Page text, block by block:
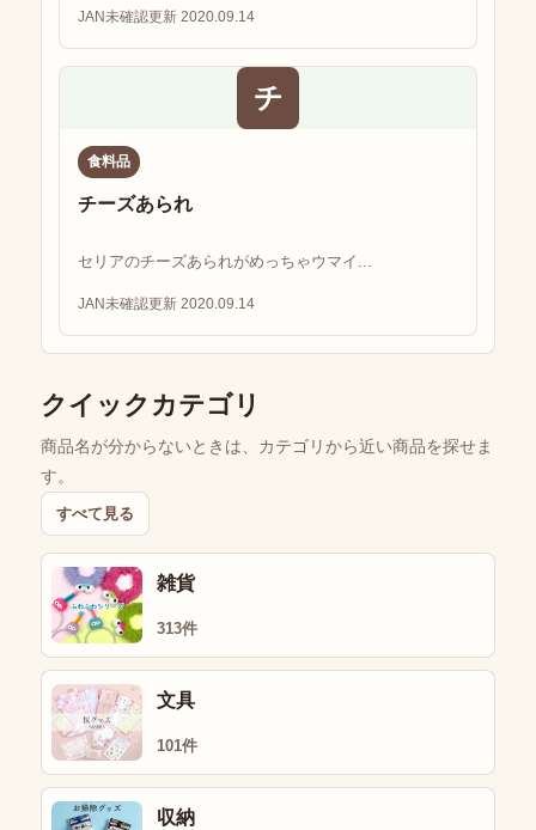
JAN未確認更新 2020.09.14
チ
食料品
チーズあられ
セリアのチーズあられがめっちゃウマイ...
JAN未確認更新 2020.09.14
クイックカテゴリ
商品名が分からないときは、カテゴリから近い商品を探せま
す。
すべて見る
雑貨
313件
文具
101件
収納